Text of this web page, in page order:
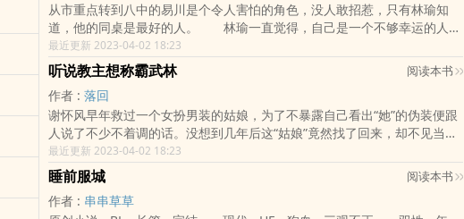
从市重点转到八中的易川是个令人害怕的角色，没人敢招惹，只有林瑜知
道，他的同桌是最好的人。 林瑜一直觉得，自己是一个不够幸运的人，
直到遇见易川，在他的眼里，同桌细心聪明，开朗活泼，没有什么不会的东
西，这样的人应该家庭美满幸福，可是越接触他才知道，这世上会有人比他
更不幸，可却比他活的更精彩。 易川是林瑜灰暗里照射进来的一缕光，
他拼了命想要把光留下。 ——后来易川事业有成，成了年轻人眼中的香
饽饽，可就是这样的他，却毫不掩饰自己已有对象，令所有人惋惜。 有
人问过林瑜，你凭什么霸占着易川，林瑜只是笑笑:“就凭，他只喜欢
我。” 又有人问易川，优秀的人那么多，你为什么选择了林瑜。 易
川抬手捏住林瑜为他设计的耳钉，露出了手上宣示主权的钻戒:“因为我如今
的一切都是为了他而奋斗，我的动力就是想成为他的未来。”我们是彼此的
一切，非你不可。 ☆不虐，不虐，不虐，重要的事情说三遍！☆互宠，
最近更新 2023-04-02 18:23
听说教主想称霸武林 阅读本书
作者 : 落回
谢怀风早年救过一个女扮男装的姑娘，为了不暴露自己看出“她”的伪装便跟
人说了不少不着调的话。没想到几年后这“姑娘”竟然找了回来，却不见当年
眉清目秀的样子，任谁都能看出是个锋芒毕露的少年。少年在江湖上名声大
噪，传说是个杀人不眨眼的魔头，却被谢怀风夸上一句就红了耳朵。-谢怀
风手里拿着茶馆买来的话本，边翻边念。“杀人如麻，嗜血成狂？”郁迟：“…
没有。”“沉默寡言，脾气古怪？”郁迟：“…也没有。”“与风流剑多年宿敌，二
最近更新 2023-04-02 18:23
睡前服城 阅读本书
作者 : 串串草草